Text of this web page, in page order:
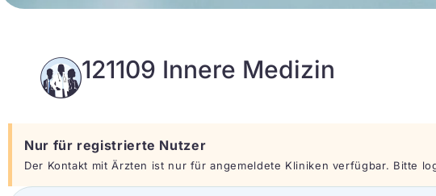
121109 Innere Medizin
Nur für registrierte Nutzer
Der Kontakt mit Ärzten ist nur für angemeldete Kliniken verfügbar. Bitte